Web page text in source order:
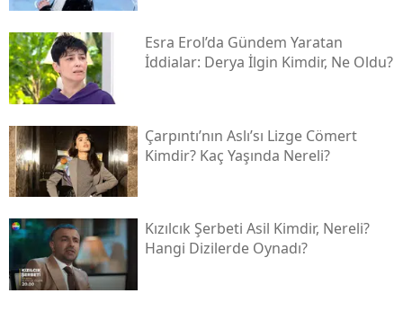
Esra Erol’da Gündem Yaratan
İddialar: Derya İlgin Kimdir, Ne Oldu?
Çarpıntı’nın Aslı’sı Lizge Cömert
Kimdir? Kaç Yaşında Nereli?
Kızılcık Şerbeti Asil Kimdir, Nereli?
Hangi Dizilerde Oynadı?